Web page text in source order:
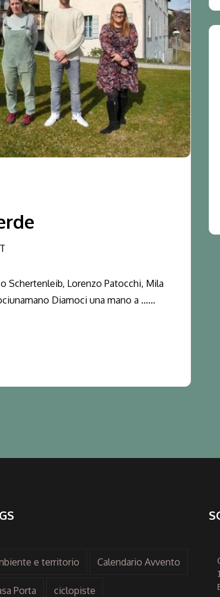
Schertenleib, Lorenzo Patocchi, Mila
Diamoci una mano a ……
e territorio Calendario Avvento
Porta ciclopiste